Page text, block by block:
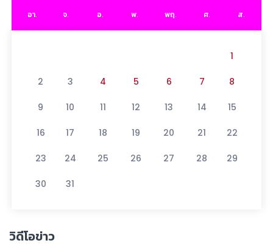
อา. จ. อ. พ. พฤ. ศ. ส.
1
2 3 4 5 6 7 8
9 10 11 12 13 14 15
16 17 18 19 20 21 22
23 24 25 26 27 28 29
30 31
วิดีโอข่าว